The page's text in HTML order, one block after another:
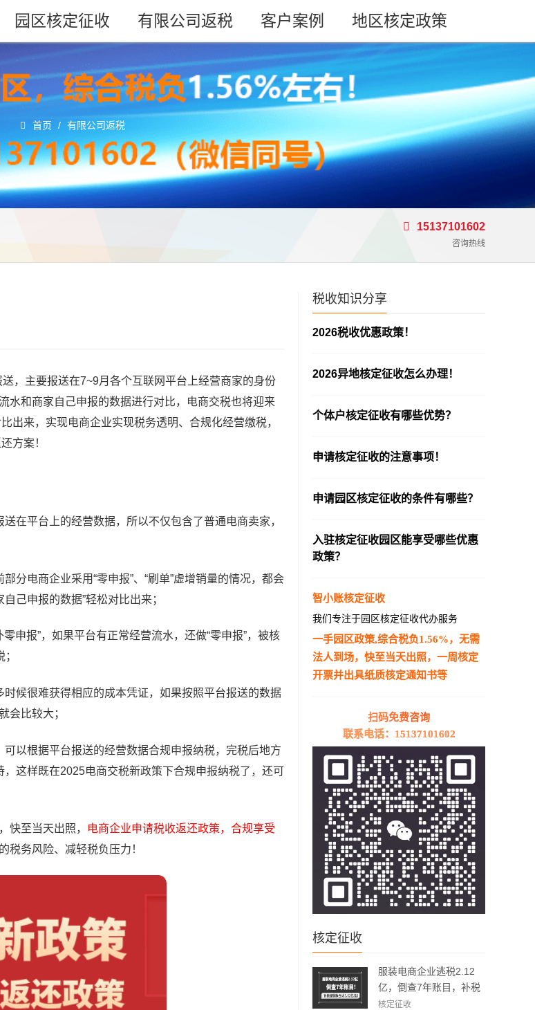
园区核定征收 有限公司返税 客户案例 地区核定政策
首页 / 有限公司返税
15137101602
咨询热线
税收知识分享
2026税收优惠政策！
2026异地核定征收怎么办理！
个体户核定征收有哪些优势？
申请核定征收的注意事项！
申请园区核定征收的条件有哪些？
入驻核定征收园区能享受哪些优惠
政策？
智小账核定征收
我们专注于园区核定征收代办服务
一手园区政策,综合税负1.56%，无需
法人到场，快至当天出照，一周核定
开票并出具纸质核定通知书等
扫码免费咨询
联系电话：15137101602
核定征收
服装电商企业逃税2.12
亿，倒查7年账目，补税
加罚款3.62亿元！
核定征收
，主要报送在7~9月各个互联网平台上经营商家的身份
水和商家自己申报的数据进行对比，电商交税也将迎来
出来，实现电商企业实现税务透明、合规化经营缴税，
方案！
在平台上的经营数据，所以不仅包含了普通电商卖家，
部分电商企业采用“零申报”、“刷单”虚增销量的情况，都会
己申报的数据”轻松对比出来；
申报”，如果平台有正常经营流水，还做“零申报”，被核
候很难获得相应的成本凭证，如果按照平台报送的数据
会比较大；
以根据平台报送的经营数据合规申报纳税，完税后地方
这样既在2025电商交税新政策下合规申报纳税了，还可
至当天出照，
电商企业申请税收返还政策，合规享受
税务风险、减轻税负压力！